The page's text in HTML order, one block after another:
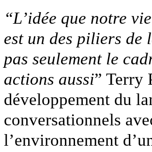
“L’idée que notre
est un des piliers de
pas seulement le
actions aussi” Terry
développement du
conversationnels
l’environnement